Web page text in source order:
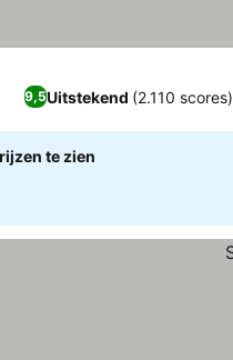
9,5Uitstekend (2.110 scores)
te zien